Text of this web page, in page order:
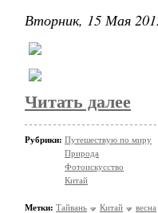
Вторник, 15 Мая
Читать далее
Рубрики: Путешествую по миру
Природа
Фотоискусство
Китай
Метки: Тайвань Китай весна